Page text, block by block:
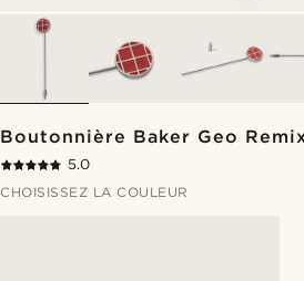
Boutonnière Baker Geo
5.0
CHOISISSEZ LA COULEUR